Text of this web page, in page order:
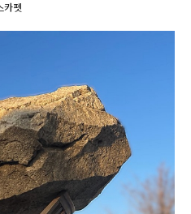
카펫